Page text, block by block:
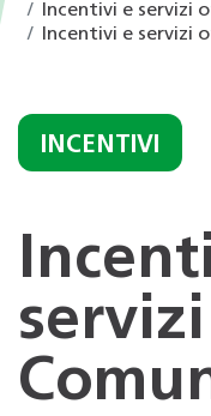
Incentivi e servizi
Incentivi e servizi
INCENTIVI